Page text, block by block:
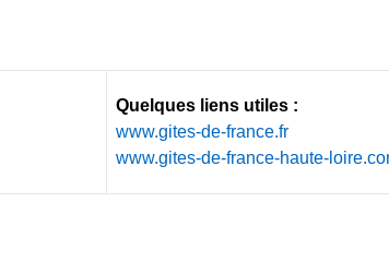
Quelques liens utiles :
www.gites-de-france.fr
www.gites-de-france-haute-